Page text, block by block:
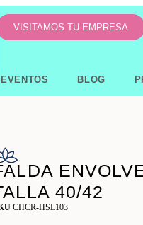
VISITAMOS TU EMPRESA
EVENTOS BLOG
40/42
CHCR-HSL103